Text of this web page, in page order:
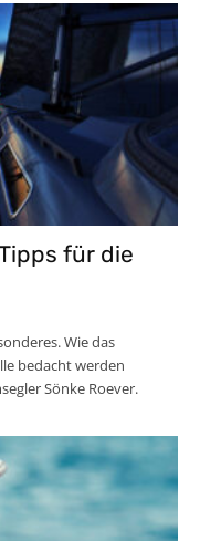
für die
Wie das
bedacht werden
Sönke Roever.